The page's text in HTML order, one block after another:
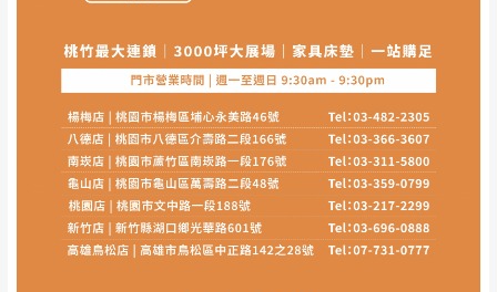
狀況保有出貨的權利。
保護物流人員的工作安全，賣家無提供吊掛服務，若
需以吊車或其他的吊掛方式吊運，費用將由買方自行
支付。
因大型傢俱有組裝、配送的問題，並非一般快速到貨
商品，無法指定特定時間送達，司機當天到貨前皆會
再與您通知，讓您不用整天在家等貨，以免浪費你的
寶貴時間。
台北市、新北市地區固定每周(三)、(日)兩天
收送貨，敬請見諒！
本公司部份商品無維修服務，超過7日鑑賞
期，商品使用年限，因客人使用習慣、居家
環境不同。若屬人為因素導致商品損壞、零
件短缺，則維修、搬運費用，需由消費者自
行吸收(另事先與消費者報價，消費者同意將